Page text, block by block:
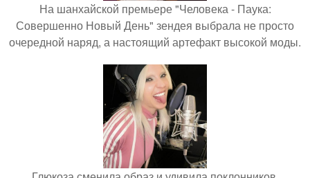
На шанхайской премьере "Человека - Паука:
Совершенно Новый День" зендея выбрала не просто
очередной наряд, а настоящий артефакт высокой моды.